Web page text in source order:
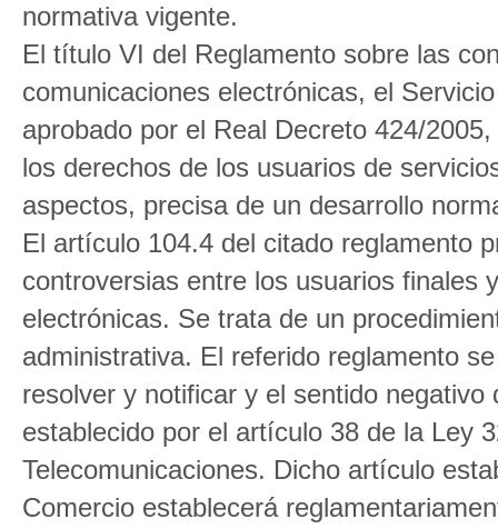
normativa vigente.
El título VI del Reglamento sobre las
comunicaciones electrónicas, el
aprobado por el Real Decreto 424/
los derechos de los usuarios de
aspectos, precisa de un desarrollo
El artículo 104.4 del citado reglamento
controversias entre los usuarios finales
electrónicas. Se trata de un
administrativa. El referido reglamento
resolver y notificar y el sentido
establecido por el artículo 38 de la Ley
Telecomunicaciones. Dicho artículo
Comercio establecerá